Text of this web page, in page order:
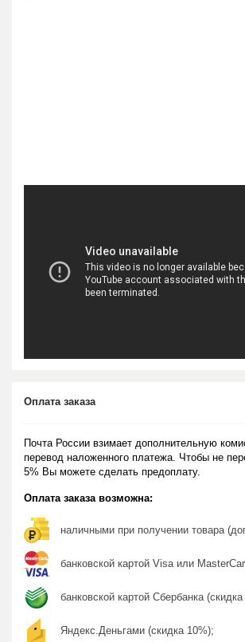
Оплата заказа
Почта России взимает дополнительную
перевод наложенного платежа. Чтобы не
5% Вы можете сделать предоплату.
Оплата заказа возможна:
наличными при получении товара
банковской картой Visa или
банковской картой Сбербанка
Яндекс.Деньгами (скидка 10%);